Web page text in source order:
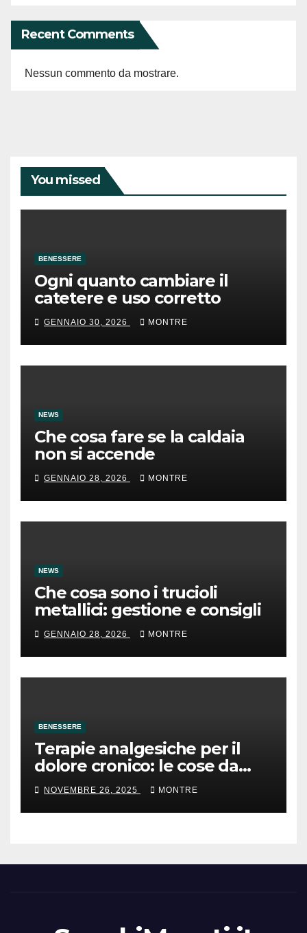
Recent Comments
Nessun commento da mostrare.
You missed
BENESSERE
Ogni quanto cambiare il
catetere e uso corretto
GENNAIO 30, 2026 MONTRE
NEWS
Che cosa fare se la caldaia
non si accende
GENNAIO 28, 2026 MONTRE
NEWS
Che cosa sono i trucioli
metallici: gestione e consigli
GENNAIO 28, 2026 MONTRE
BENESSERE
Terapie analgesiche per il
dolore cronico: le cose da
sapere
NOVEMBRE 26, 2025 MONTRE